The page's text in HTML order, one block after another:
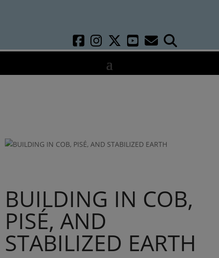
BUILDING IN COB,
PISÉ, AND
STABILIZED EARTH